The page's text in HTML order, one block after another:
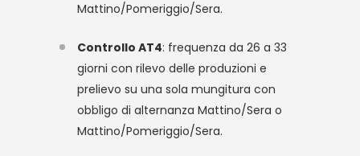
Mattino/Pomeriggio/Sera.
Controllo AT4: frequenza da 26 a 33
giorni con rilevo delle produzioni e
prelievo su una sola mungitura con
obbligo di alternanza Mattino/Sera o
Mattino/Pomeriggio/Sera.